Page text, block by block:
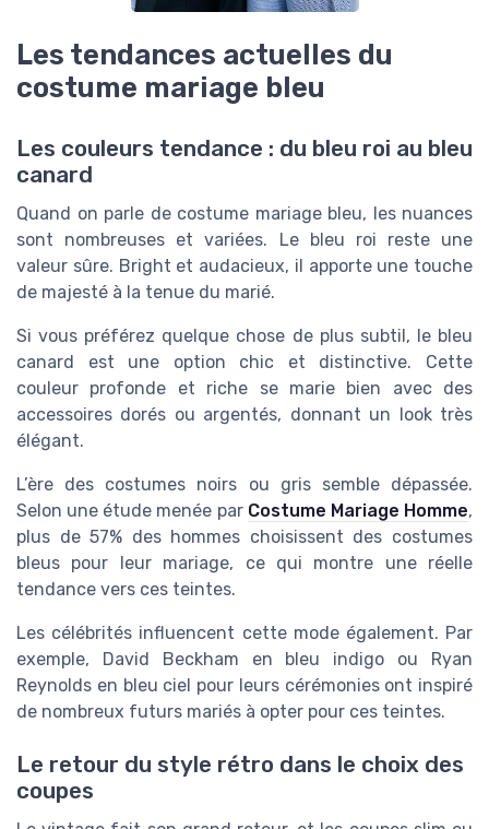
Les tendances actuelles du
costume mariage bleu
Les couleurs tendance : du bleu roi au bleu
canard
Quand on parle de costume mariage bleu, les nuances
sont nombreuses et variées. Le bleu roi reste une
valeur sûre. Bright et audacieux, il apporte une touche
de majesté à la tenue du marié.
Si vous préférez quelque chose de plus subtil, le bleu
canard est une option chic et distinctive. Cette
couleur profonde et riche se marie bien avec des
accessoires dorés ou argentés, donnant un look très
élégant.
L’ère des costumes noirs ou gris semble dépassée.
Selon une étude menée par Costume Mariage Homme,
plus de 57% des hommes choisissent des costumes
bleus pour leur mariage, ce qui montre une réelle
tendance vers ces teintes.
Les célébrités influencent cette mode également. Par
exemple, David Beckham en bleu indigo ou Ryan
Reynolds en bleu ciel pour leurs cérémonies ont inspiré
de nombreux futurs mariés à opter pour ces teintes.
Le retour du style rétro dans le choix des
coupes